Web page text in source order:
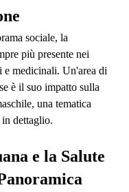
sociale, la
più presente nei
e medicinali. Un'area di
è il suo impatto sulla
una tematica
in dettaglio.
e la Salute